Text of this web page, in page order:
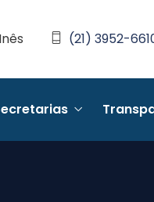
(21) 3952-